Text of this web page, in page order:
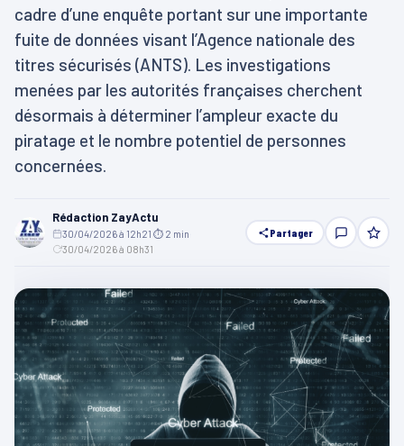
cadre d’une enquête portant sur une importante
fuite de données visant l’Agence nationale des
titres sécurisés (ANTS). Les investigations
menées par les autorités françaises cherchent
désormais à déterminer l’ampleur exacte du
piratage et le nombre potentiel de personnes
concernées.
Rédaction ZayActu
30/04/2026 à 12h21 ⏱ 2 min
30/04/2026 à 08h31
Partager